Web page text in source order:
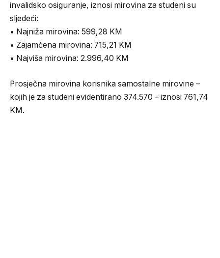
invalidsko osiguranje, iznosi mirovina za studeni su
sljedeći:
• Najniža mirovina: 599,28 KM
• Zajamčena mirovina: 715,21 KM
• Najviša mirovina: 2.996,40 KM
Prosječna mirovina korisnika samostalne mirovine –
kojih je za studeni evidentirano 374.570 – iznosi 761,74
KM.